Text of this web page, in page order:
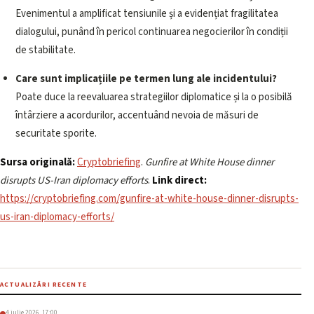
Evenimentul a amplificat tensiunile și a evidențiat fragilitatea
dialogului, punând în pericol continuarea negocierilor în condiții
de stabilitate.
Care sunt implicațiile pe termen lung ale incidentului?
Poate duce la reevaluarea strategiilor diplomatice și la o posibilă
întârziere a acordurilor, accentuând nevoia de măsuri de
securitate sporite.
Sursa originală:Cryptobriefing. Gunfire at White House dinner
disrupts US-Iran diplomacy efforts. Link direct:
https://cryptobriefing.com/gunfire-at-white-house-dinner-disrupts-
us-iran-diplomacy-efforts/
ACTUALIZĂRI RECENTE